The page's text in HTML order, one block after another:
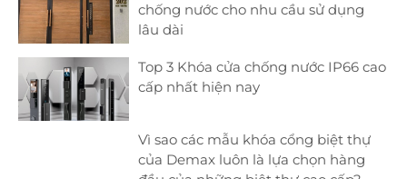
chống nước cho nhu cầu sử dụng
lâu dài
Top 3 Khóa cửa chống nước IP66 cao
cấp nhất hiện nay
Vì sao các mẫu khóa cổng biệt thự
của Demax luôn là lựa chọn hàng